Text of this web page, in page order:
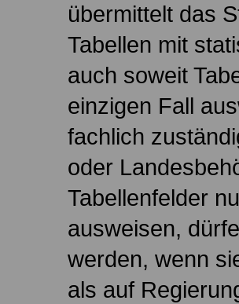
übermittelt das
Tabellen mit
auch soweit
einzigen Fall
fachlich
oder
Tabellenfelder
ausweisen,
werden, wenn
als auf